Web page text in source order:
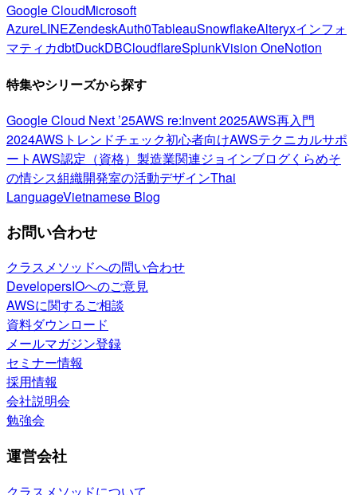
Google CloudMicrosoft
AzureLINEZendeskAuth0TableauSnowflakeAlteryxインフォ
マティカdbtDuckDBCloudflareSplunkVision OneNotion
特集やシリーズから探す
Google Cloud Next ’25AWS re:Invent 2025AWS再入門
2024AWSトレンドチェック初心者向けAWSテクニカルサポ
ートAWS認定（資格） 製造業関連ジョインブログくらめそ
の情シス組織開発室の活動デザインThai
LanguageVietnamese Blog
お問い合わせ
クラスメソッドへの問い合わせ
DevelopersIOへのご意見
AWSに関するご相談
資料ダウンロード
メールマガジン登録
セミナー情報
採用情報
会社説明会
勉強会
運営会社
クラスメソッドについて